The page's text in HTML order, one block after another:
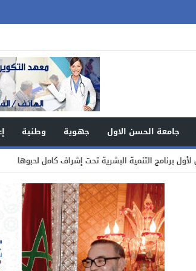
جامعة الحسن الاول جهوية وطنية
23:53